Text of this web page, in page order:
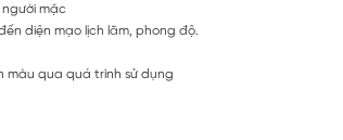
mặc
diện mạo lịch lãm, phong độ.
màu qua quá trình sử dụng